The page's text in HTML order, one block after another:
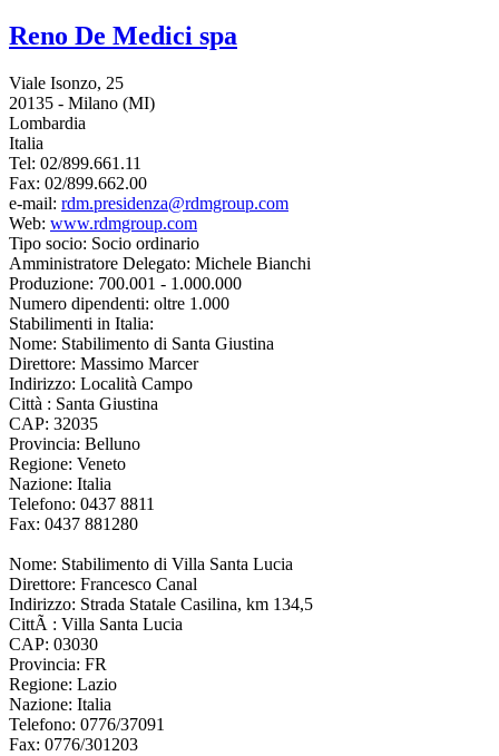
Reno De Medici spa
Viale Isonzo, 25
20135 - Milano (MI)
Lombardia
Italia
Tel: 02/899.661.11
Fax: 02/899.662.00
e-mail: rdm.presidenza@rdmgroup.com
Web: www.rdmgroup.com
Tipo socio: Socio ordinario
Amministratore Delegato: Michele Bianchi
Produzione: 700.001 - 1.000.000
Numero dipendenti: oltre 1.000
Stabilimenti in Italia:
Nome: Stabilimento di Santa Giustina
Direttore: Massimo Marcer
Indirizzo: Località Campo
Città : Santa Giustina
CAP: 32035
Provincia: Belluno
Regione: Veneto
Nazione: Italia
Telefono: 0437 8811
Fax: 0437 881280
Nome: Stabilimento di Villa Santa Lucia
Direttore: Francesco Canal
Indirizzo: Strada Statale Casilina, km 134,5
CittÃ : Villa Santa Lucia
CAP: 03030
Provincia: FR
Regione: Lazio
Nazione: Italia
Telefono: 0776/37091
Fax: 0776/301203